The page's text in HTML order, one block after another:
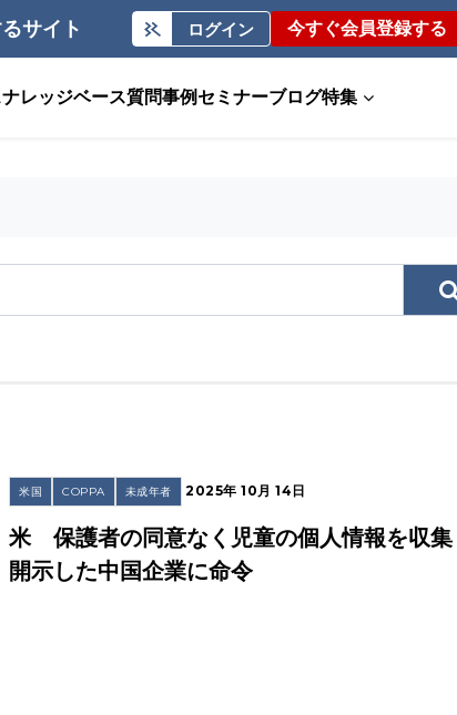
サイト ログイン 今すぐ会員登録する
ナレッジベース質問事例 セミナーブログ特集
米国 COPPA 未成年者 2025年 10月 14日
米 保護者の同意なく児童の個人情報を収集
開示した中国企業に命令